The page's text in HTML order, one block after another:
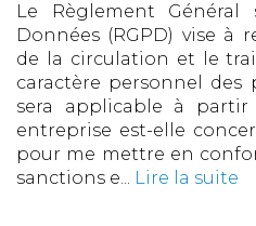
Le Règlement
Données (RGPD) vise à
de la circulation et le
caractère personnel des
sera applicable à
entreprise est-elle
pour me mettre en
sanctions e... Lire la suite